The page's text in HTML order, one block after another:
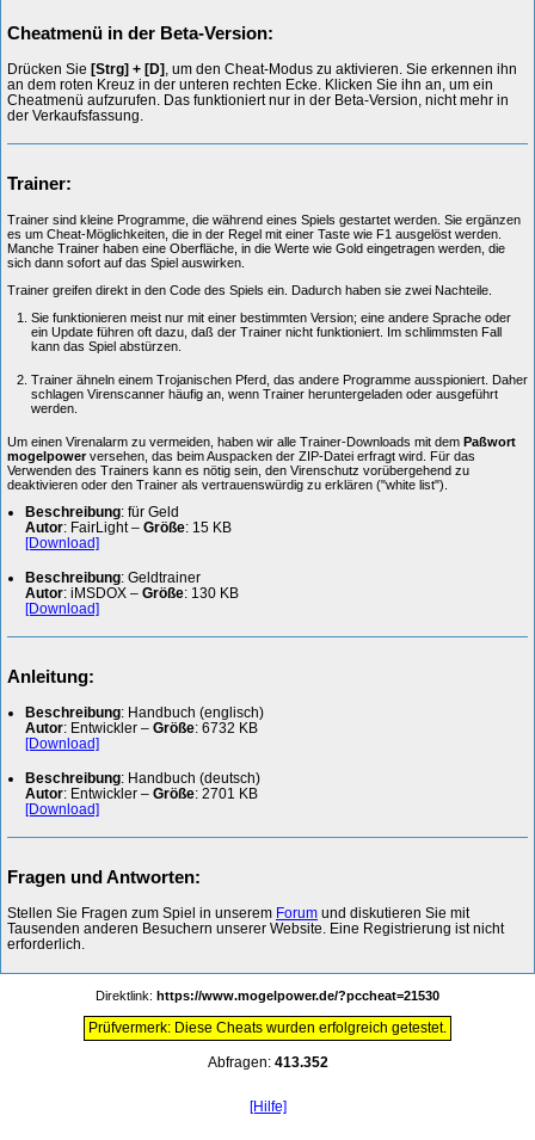
Cheatmenü in der Beta-Version:
Drücken Sie [Strg] + [D] , um den Cheat-Modus zu aktivieren. Sie erkennen ihn
an dem roten Kreuz in der unteren rechten Ecke. Klicken Sie ihn an, um ein
Cheatmenü aufzurufen. Das funktioniert nur in der Beta-Version, nicht mehr in
der Verkaufsfassung.
Trainer:
Trainer sind kleine Programme, die während eines Spiels gestartet werden. Sie ergänzen
es um Cheat-Möglichkeiten, die in der Regel mit einer Taste wie F1 ausgelöst werden.
Manche Trainer haben eine Oberfläche, in die Werte wie Gold eingetragen werden, die
sich dann sofort auf das Spiel auswirken.
Trainer greifen direkt in den Code des Spiels ein. Dadurch haben sie zwei Nachteile.
Sie funktionieren meist nur mit einer bestimmten Version; eine andere Sprache oder
ein Update führen oft dazu, daß der Trainer nicht funktioniert. Im schlimmsten Fall
kann das Spiel abstürzen.
Trainer ähneln einem Trojanischen Pferd, das andere Programme ausspioniert. Daher
schlagen Virenscanner häufig an, wenn Trainer heruntergeladen oder ausgeführt
werden.
Um einen Virenalarm zu vermeiden, haben wir alle Trainer-Downloads mit dem Paßwort
mogelpowerversehen, das beim Auspacken der ZIP-Datei erfragt wird. Für das
Verwenden des Trainers kann es nötig sein, den Virenschutz vorübergehend zu
deaktivieren oder den Trainer als vertrauenswürdig zu erklären ("white list").
Beschreibung: für Geld
Autor: FairLight – Größe: 15 KB
[Download]
Beschreibung: Geldtrainer
Autor: iMSDOX – Größe: 130 KB
[Download]
Anleitung:
Beschreibung: Handbuch (englisch)
Autor: Entwickler – Größe: 6732 KB
[Download]
Beschreibung: Handbuch (deutsch)
Autor: Entwickler – Größe: 2701 KB
[Download]
Fragen und Antworten:
Stellen Sie Fragen zum Spiel in unserem Forum und diskutieren Sie mit
Tausenden anderen Besuchern unserer Website. Eine Registrierung ist nicht
erforderlich.
Direktlink: https://www.mogelpower.de/?pccheat=21530
Prüfvermerk: Diese Cheats wurden erfolgreich getestet.
Abfragen: 413.352
[Hilfe]